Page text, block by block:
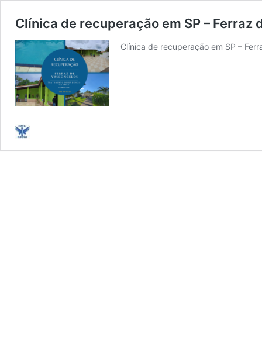
Clínica de recuperação em SP – Ferraz
Clínica de recuperação em SP –